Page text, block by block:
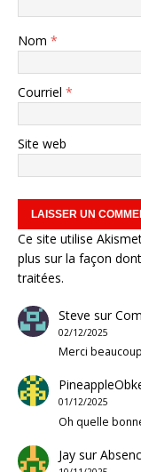
Nom *
Courriel *
Site web
Ce site utilise
plus sur la façon
traitées.
Steve sur
02/12/2025
Merci
01/12/2025
Oh quelle
Jaysur